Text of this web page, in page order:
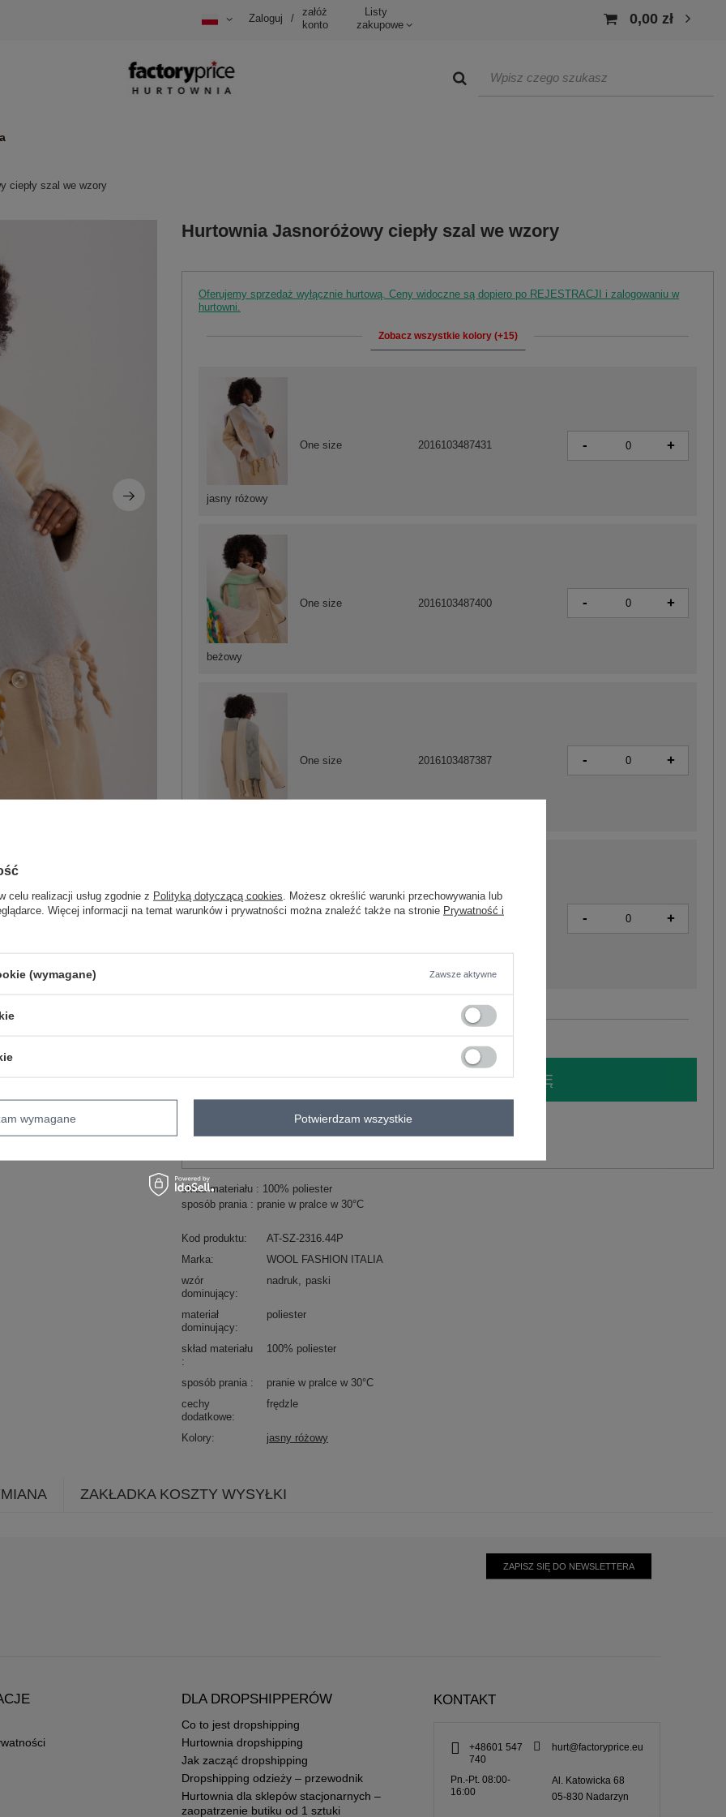
Zaloguj /
załóż
konto
Listy
zakupowe
0,00 zł
ciepły szal we wzory
Hurtownia Jasnoróżowy ciepły szal we wzory
Oferujemy sprzedaż wyłącznie hurtową. Ceny widoczne są dopiero po REJESTRACJI i zalogowaniu w
hurtowni.
Zobacz wszystkie kolory (+15)
beżowy
One size 2016103487400 - +
One size 2016103487387 - +
One size 2016103487394 - +
jasny różowy
One size 2016103487431 - +
Zobacz wszystkie kolory (+15)
ZALOGUJ SIĘ I ZOBACZ CENĘ
Masz pytanie? Chętnie pomożemy.
skład materiału : 100% poliester
sposób prania : pranie w pralce w 30°C
Kod produktu
AT-SZ-2316.44P
Marka
WOOL FASHION ITALIA
wzór
dominujący
nadruk paski
materiał
dominujący
poliester
skład materiału 100% poliester
sposób prania
pranie w pralce w 30°C
cechy
dodatkowe
frędzle
Kolory jasny różowy
ZAKŁADKA KOSZTY WYSYŁKI
ZAPISZ SIĘ DO NEWSLETTERA
DLA DROPSHIPPERÓW
Co to jest dropshipping
Hurtownia dropshipping
Jak zacząć dropshipping
Dropshipping odzieży – przewodnik
Hurtownia dla sklepów stacjonarnych –
zaopatrzenie butiku od 1 sztuki
KONTAKT
+48601 547
740
hurt@factoryprice.eu
Pn.-Pt. 08:00-
16:00
Al. Katowicka 68
05-830 Nadarzyn
celu realizacji usług zgodnie z Polityką dotyczącą cookies . Możesz określić warunki przechowywania lub
Więcej informacji na temat warunków i prywatności można znaleźć także na stronie Prywatność i
(wymagane) Zawsze aktywne
wymagane Potwierdzam wszystkie